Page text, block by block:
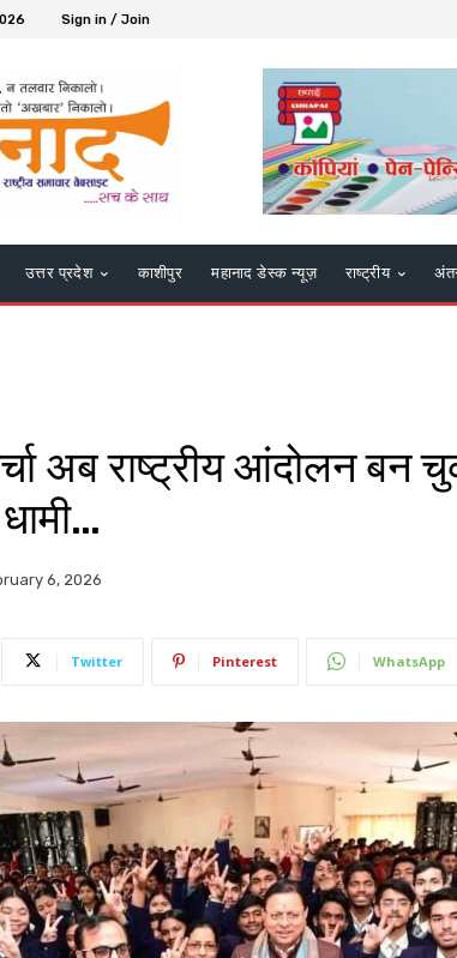
Sign in / Join
उत्तर प्रदेश काशीपुर महानाद डेस्क न्यूज़ राष्ट्रीय
अब राष्ट्रीय आंदोलन बन
6, 2026
Twitter Pinterest WhatsApp